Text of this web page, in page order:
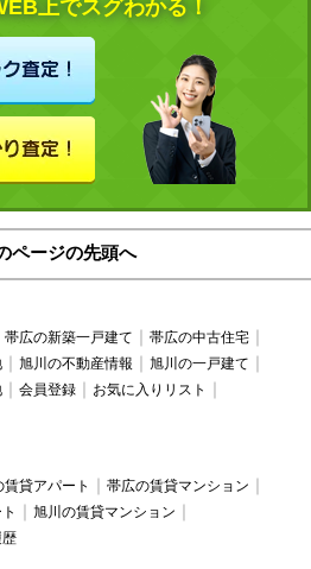
上でスグわかる！
ページの先頭へ
帯広の新築一戸建て
帯広の中古住宅
旭川の不動産情報
旭川の一戸建て
会員登録
お気に入りリスト
賃貸アパート
帯広の賃貸マンション
旭川の賃貸マンション